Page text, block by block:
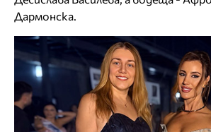
Дармонска.